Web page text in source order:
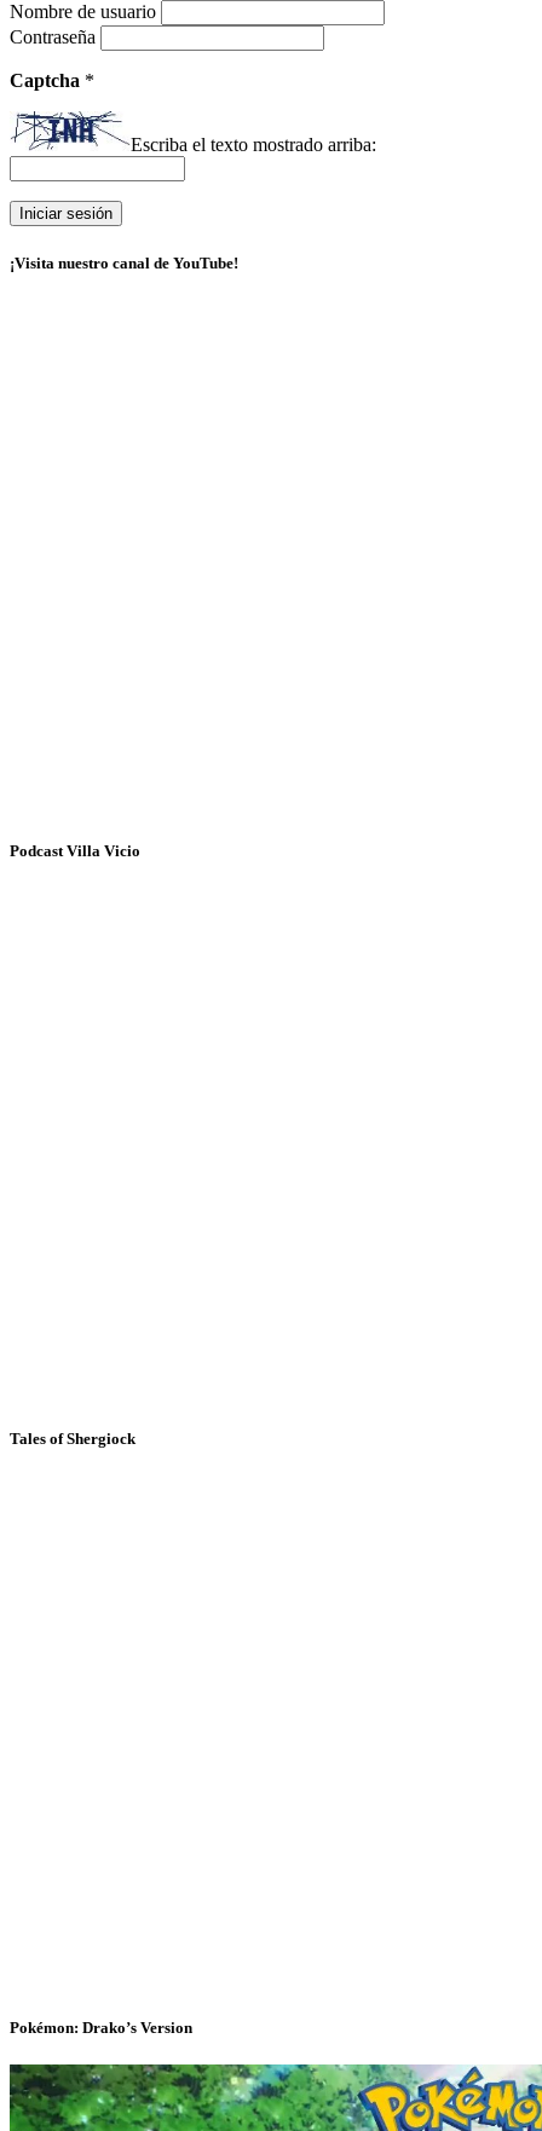
Nombre de usuario
Contraseña
Captcha *
Escriba el texto mostrado arriba:
¡Visita nuestro canal de YouTube!
Podcast Villa Vicio
Tales of Shergiock
Pokémon: Drako’s Version